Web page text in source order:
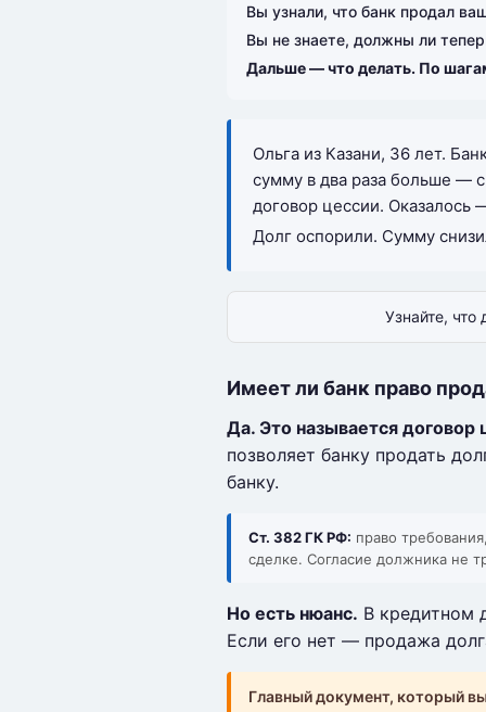
Вы узнали, что банк продал
Вы не знаете, должны ли
Дальше — что делать. По
Ольга из Казани, 36 лет.
сумму в два раза больше —
договор цессии.
Долг оспорили. Сумму
Узнайте, что
Имеет ли банк право
Да. Это называется договор
позволяет банку продать
банку.
Ст. 382 ГК РФ: право
сделке. Согласие должника не
Но есть нюанс. В кредитном
Если его нет — продажа
Главный документ, который